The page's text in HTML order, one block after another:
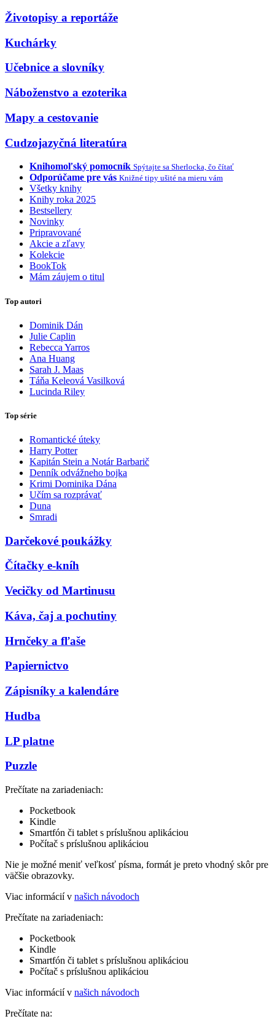
Životopisy a reportáže
Kuchárky
Učebnice a slovníky
Náboženstvo a ezoterika
Mapy a cestovanie
Cudzojazyčná literatúra
Knihomoľský pomocník Spýtajte sa Sherlocka, čo čítať
Odporúčame pre vás Knižné tipy ušité na mieru vám
Všetky knihy
Knihy roka 2025
Bestsellery
Novinky
Pripravované
Akcie a zľavy
Kolekcie
BookTok
Mám záujem o titul
Top autori
Dominik Dán
Julie Caplin
Rebecca Yarros
Ana Huang
Sarah J. Maas
Táňa Keleová Vasilková
Lucinda Riley
Top série
Romantické úteky
Harry Potter
Kapitán Stein a Notár Barbarič
Denník odvážneho bojka
Krimi Dominika Dána
Učím sa rozprávať
Duna
Smradi
Darčekové poukážky
Čítačky e-kníh
Vecičky od Martinusu
Káva, čaj a pochutiny
Hrnčeky a fľaše
Papiernictvo
Zápisníky a kalendáre
Hudba
LP platne
Puzzle
Prečítate na zariadeniach:
Pocketbook
Kindle
Smartfón či tablet s príslušnou aplikáciou
Počítač s príslušnou aplikáciou
Nie je možné meniť veľkosť písma, formát je preto vhodný skôr pre
väčšie obrazovky.
Viac informácií v našich návodoch
Prečítate na zariadeniach:
Pocketbook
Kindle
Smartfón či tablet s príslušnou aplikáciou
Počítač s príslušnou aplikáciou
Viac informácií v našich návodoch
Prečítate na: